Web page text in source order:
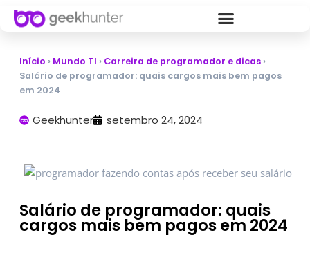
Início › Mundo TI › Carreira de programador e dicas ›
Salário de programador: quais cargos mais bem pagos
em 2024
Geekhunter setembro 24, 2024
Salário de programador: quais
cargos mais bem pagos em 2024